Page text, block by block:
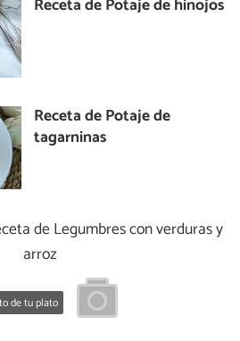
Receta de Potaje de hinojos
Receta de Potaje de
tagarninas
de Legumbres con verduras y
arroz
de tu plato